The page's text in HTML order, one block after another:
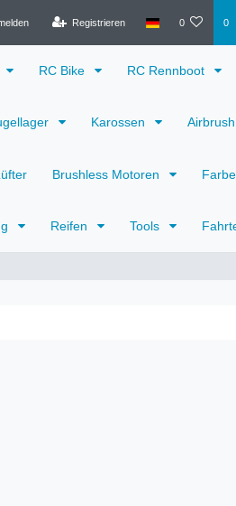
Registrieren 0 0
RC Bike RC Rennboot
Karossen
Brushless Motoren
Reifen Tools